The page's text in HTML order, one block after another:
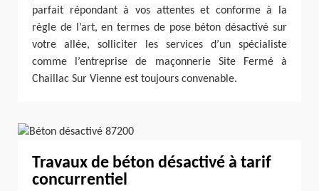
parfait répondant à vos attentes et conforme à la
règle de l’art, en termes de pose béton désactivé sur
votre allée, solliciter les services d’un spécialiste
comme l’entreprise de maçonnerie Site Fermé à
Chaillac Sur Vienne est toujours convenable.
Travaux de béton désactivé à tarif
concurrentiel